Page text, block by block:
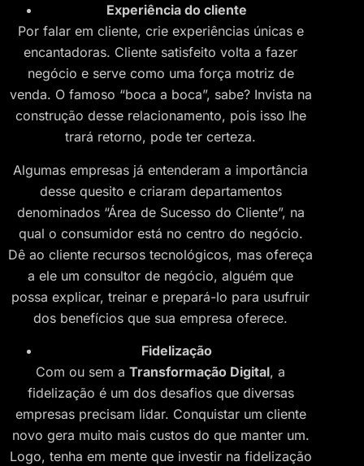
Experiência do cliente
Por falar em cliente, crie experiências únicas e
encantadoras. Cliente satisfeito volta a fazer
negócio e serve como uma força motriz de
venda. O famoso “boca a boca”, sabe? Invista na
construção desse relacionamento, pois isso lhe
trará retorno, pode ter certeza.
Algumas empresas já entenderam a importância
desse quesito e criaram departamentos
denominados “Área de Sucesso do Cliente”, na
qual o consumidor está no centro do negócio.
Dê ao cliente recursos tecnológicos, mas ofereça
a ele um consultor de negócio, alguém que
possa explicar, treinar e prepará-lo para usufruir
dos benefícios que sua empresa oferece.
Fidelização
Com ou sem a Transformação Digital, a
fidelização é um dos desafios que diversas
empresas precisam lidar. Conquistar um cliente
novo gera muito mais custos do que manter um.
Logo, tenha em mente que investir na fidelização